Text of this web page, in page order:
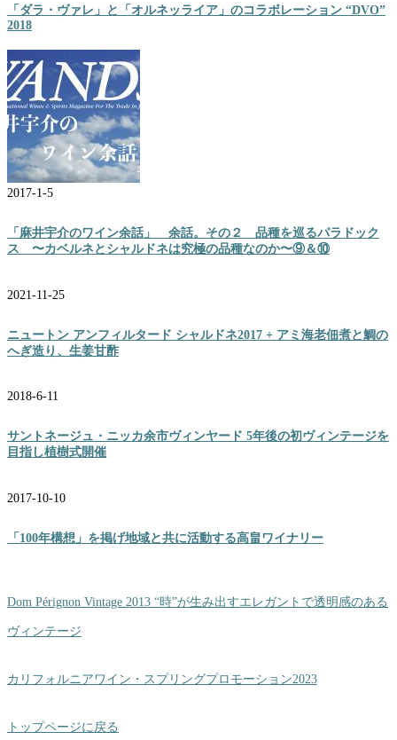
「ダラ・ヴァレ」と「オルネッライア」のコラボレーション “DVO”
2018
2017-1-5
「麻井宇介のワイン余話」 余話。その２ 品種を巡るパラドック
ス 〜カベルネとシャルドネは究極の品種なのか〜⑨＆⑩
2021-11-25
ニュートン アンフィルタード シャルドネ2017 + アミ海老佃煮と鯛の
へぎ造り、生姜甘酢
2018-6-11
サントネージュ・ニッカ余市ヴィンヤード 5年後の初ヴィンテージを
目指し植樹式開催
2017-10-10
「100年構想」を掲げ地域と共に活動する高畠ワイナリー
Dom Pérignon Vintage 2013 “時”が生み出すエレガントで透明感のある
ヴィンテージ
カリフォルニアワイン・スプリングプロモーション2023
トップページに戻る